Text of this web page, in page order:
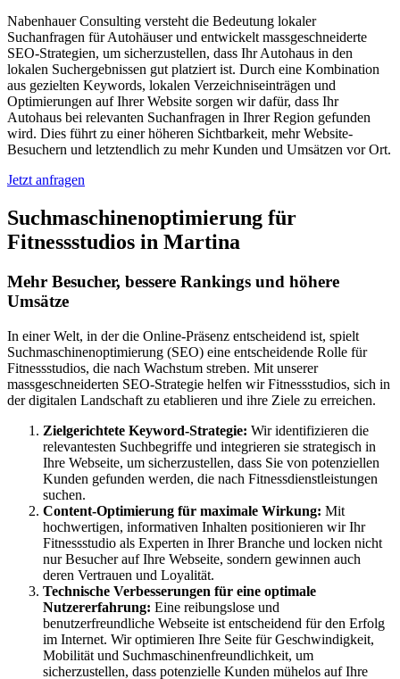
Nabenhauer Consulting versteht die Bedeutung lokaler
Suchanfragen für Autohäuser und entwickelt massgeschneiderte
SEO-Strategien, um sicherzustellen, dass Ihr Autohaus in den
lokalen Suchergebnissen gut platziert ist. Durch eine Kombination
aus gezielten Keywords, lokalen Verzeichniseinträgen und
Optimierungen auf Ihrer Website sorgen wir dafür, dass Ihr
Autohaus bei relevanten Suchanfragen in Ihrer Region gefunden
wird. Dies führt zu einer höheren Sichtbarkeit, mehr Website-
Besuchern und letztendlich zu mehr Kunden und Umsätzen vor Ort.
Jetzt anfragen
Suchmaschinenoptimierung für
Fitnessstudios in Martina
Mehr Besucher, bessere Rankings und höhere
Umsätze
In einer Welt, in der die Online-Präsenz entscheidend ist, spielt
Suchmaschinenoptimierung (SEO) eine entscheidende Rolle für
Fitnessstudios, die nach Wachstum streben. Mit unserer
massgeschneiderten SEO-Strategie helfen wir Fitnessstudios, sich in
der digitalen Landschaft zu etablieren und ihre Ziele zu erreichen.
Zielgerichtete Keyword-Strategie: Wir identifizieren die
relevantesten Suchbegriffe und integrieren sie strategisch in
Ihre Webseite, um sicherzustellen, dass Sie von potenziellen
Kunden gefunden werden, die nach Fitnessdienstleistungen
suchen.
Content-Optimierung für maximale Wirkung: Mit
hochwertigen, informativen Inhalten positionieren wir Ihr
Fitnessstudio als Experten in Ihrer Branche und locken nicht
nur Besucher auf Ihre Webseite, sondern gewinnen auch
deren Vertrauen und Loyalität.
Technische Verbesserungen für eine optimale
Nutzererfahrung: Eine reibungslose und
benutzerfreundliche Webseite ist entscheidend für den Erfolg
im Internet. Wir optimieren Ihre Seite für Geschwindigkeit,
Mobilität und Suchmaschinenfreundlichkeit, um
sicherzustellen, dass potenzielle Kunden mühelos auf Ihre